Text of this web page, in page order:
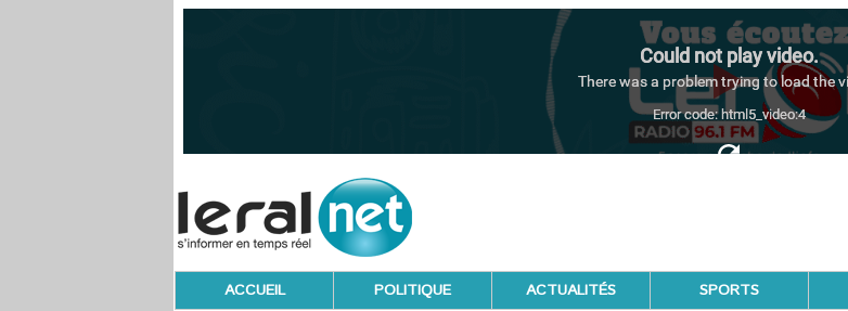
ACCUEIL POLITIQUE ACTUALITÉS SPORTS